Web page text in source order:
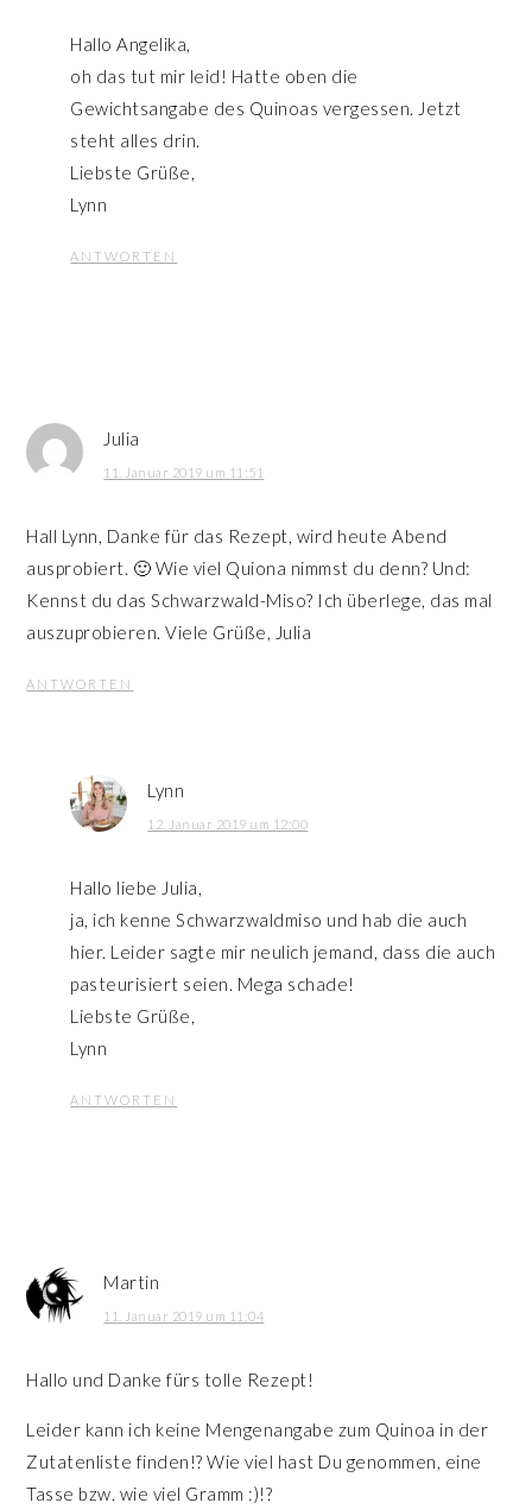
Hallo Angelika,
oh das tut mir leid! Hatte oben die
Gewichtsangabe des Quinoas vergessen. Jetzt
steht alles drin.
Liebste Grüße,
Lynn
ANTWORTEN
Julia
11. Januar 2019 um 11:51
Hall Lynn, Danke für das Rezept, wird heute Abend
ausprobiert. 🙂 Wie viel Quiona nimmst du denn? Und:
Kennst du das Schwarzwald-Miso? Ich überlege, das mal
auszuprobieren. Viele Grüße, Julia
ANTWORTEN
Lynn
12. Januar 2019 um 12:00
Hallo liebe Julia,
ja, ich kenne Schwarzwaldmiso und hab die auch
hier. Leider sagte mir neulich jemand, dass die auch
pasteurisiert seien. Mega schade!
Liebste Grüße,
Lynn
ANTWORTEN
Martin
11. Januar 2019 um 11:04
Hallo und Danke fürs tolle Rezept!
Leider kann ich keine Mengenangabe zum Quinoa in der
Zutatenliste finden!? Wie viel hast Du genommen, eine
Tasse bzw. wie viel Gramm :)!?